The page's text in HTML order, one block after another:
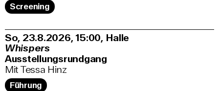
Screening
So, 23.8.2026 15:00, Halle
Whispers
Ausstellungsrundgang
Mit Tessa Hinz
Führung